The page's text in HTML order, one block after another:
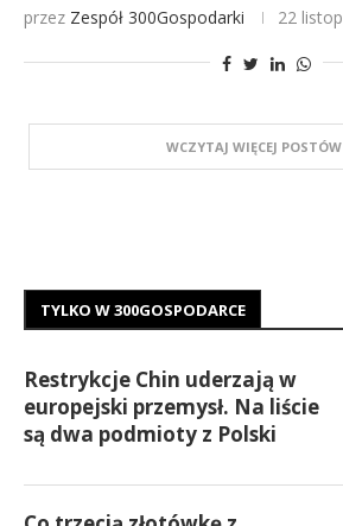
przez Zespół 300Gospodarki 22
WCZYTAJ WIĘCEJ POSTÓW
TYLKO W 300GOSPODARCE
Restrykcje Chin uderzają w
europejski przemysł. Na liście
są dwa podmioty z Polski